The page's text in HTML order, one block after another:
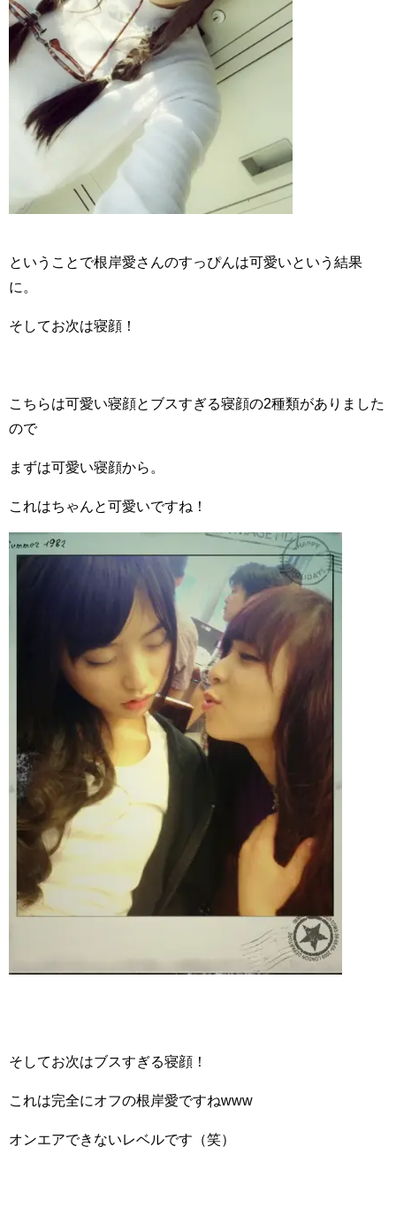
ということで根岸愛さんのすっぴんは可愛いという結果
に。
そしてお次は寝顔！
こちらは可愛い寝顔とブスすぎる寝顔の2種類がありました
ので
まずは可愛い寝顔から。
これはちゃんと可愛いですね！
そしてお次はブスすぎる寝顔！
これは完全にオフの根岸愛ですねwww
オンエアできないレベルです（笑）